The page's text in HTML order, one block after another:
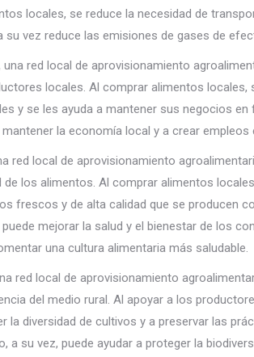
locales, se reduce la necesidad de
su vez reduce las emisiones de gases de
una red local de aprovisionamiento
locales. Al comprar alimentos locales,
y se les ayuda a mantener sus negocios en
la economía local y a crear empleos
red local de aprovisionamiento
de los alimentos. Al comprar alimentos
frescos y de alta calidad que se producen
mejorar la salud y el bienestar de los
una cultura alimentaria más saludable.
red local de aprovisionamiento
del medio rural. Al apoyar a los
la diversidad de cultivos y a preservar las
a su vez, puede ayudar a proteger la